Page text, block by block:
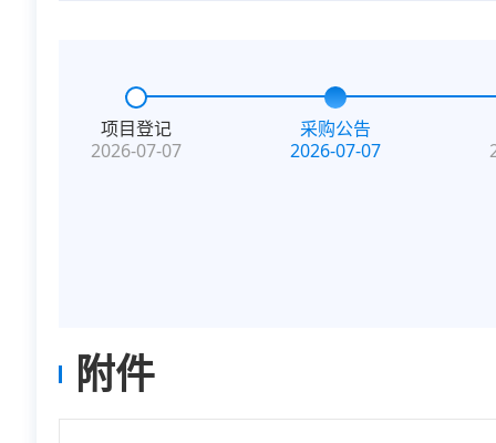
项目登记
2026-07-07
采购公告
2026-07-07
附件